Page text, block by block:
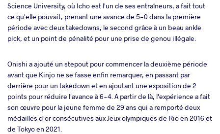
Science University, où Icho est l'un de ses entraîneurs, a fait tout
ce qu'elle pouvait, prenant une avance de 5-0 dans la première
période avec deux takedowns, le second grâce à un beau ankle
pick, et un point de pénalité pour une prise de genou illégale.
Onishi a ajouté un stepout pour commencer la deuxième période
avant que Kinjo ne se fasse enfin remarquer, en passant par
derrière pour un takedown et en ajoutant une exposition de 2
points pour réduire l'avance à 6-4. A partir de là, l'expérience a fait
son œuvre pour la jeune femme de 29 ans qui a remporté deux
médailles d'or consécutives aux Jeux olympiques de Rio en 2016 et
de Tokyo en 2021.